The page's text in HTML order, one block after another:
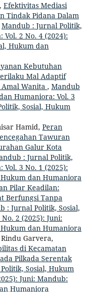
Efektivitas Mediasi
Tindak Pidana Dalam
Mandub : Jurnal Politik,
2 No. 4 (2024):
Hukum dan
Kebutuhan
Mal Adaptif
Amal Wanita , Mandub
Humaniora: Vol. 3
Sosial, Hukum
Hamid, Peran
Tawuran
Galur Kota
: Jurnal Politik,
3 No. 1 (2025):
dan Humaniora
Pilar Keadilan:
Berfungsi Tanpa
: Jurnal Politik, Sosial,
2 (2025): Juni:
dan Humaniora
Garvera,
di Kecamatan
Pilkada Serentak
Sosial, Hukum
Juni: Mandub:
Humaniora